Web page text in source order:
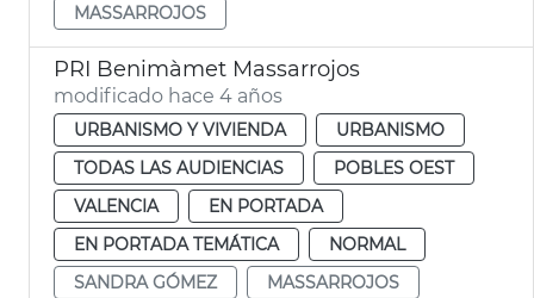
MASSARROJOS
PRI Benimàmet Massarrojos
modificado hace 4 años
URBANISMO Y VIVIENDA
URBANISMO
TODAS LAS AUDIENCIAS
POBLES OEST
VALENCIA
EN PORTADA
EN PORTADA TEMÁTICA
NORMAL
SANDRA GÓMEZ
MASSARROJOS